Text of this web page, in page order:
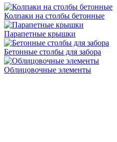
Колпаки на столбы бетонные
Парапетные крышки
Бетонные столбы для забора
Облицовочные элементы